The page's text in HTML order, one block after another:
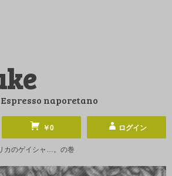
naporetano
￥0 ログイン
カのゲイシャ…。の巻